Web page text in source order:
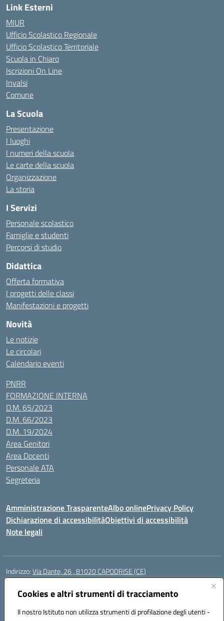
Cookies e altri strumenti di tracciamento
Il nostro Istituto non utilizza strumenti di profilazione degli utenti -
Link Esterni
MIUR
Ufficio Scolastico Regionale
Ufficio Scolastico Territoriale
Scuola in Chiaro
Iscrizioni On Line
Invalsi
Comune
La Scuola
Presentazione
I luoghi
I numeri della scuola
Le carte della scuola
Organizzazione
La storia
I Servizi
Personale scolastico
Famiglie e studenti
Percorsi di studio
Didattica
Offerta formativa
I progetti delle classi
Manifestazioni e progetti
Novità
Le notizie
Le circolari
Calendario eventi
PNRR
FORMAZIONE INTERNA
D.M. 65/2023
D.M. 66/2023
D.M. 19/2024
Area Genitori
Area Docenti
Personale ATA
Segreteria
Amministrazione TrasparenteAlbo onlinePrivacy Policy
Dichiarazione di accessibilitàObiettivi di accessibilità
Note legali
Indirizzo:Via Dante, 26 , 81020 CAPODRISE (CE)
Centralino:
Posta elettronica certificata (PEC):CEIC83000V@pec.istruzione.it
Codice fiscale: 80103200616